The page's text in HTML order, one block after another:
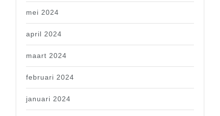
mei 2024
april 2024
maart 2024
februari 2024
januari 2024